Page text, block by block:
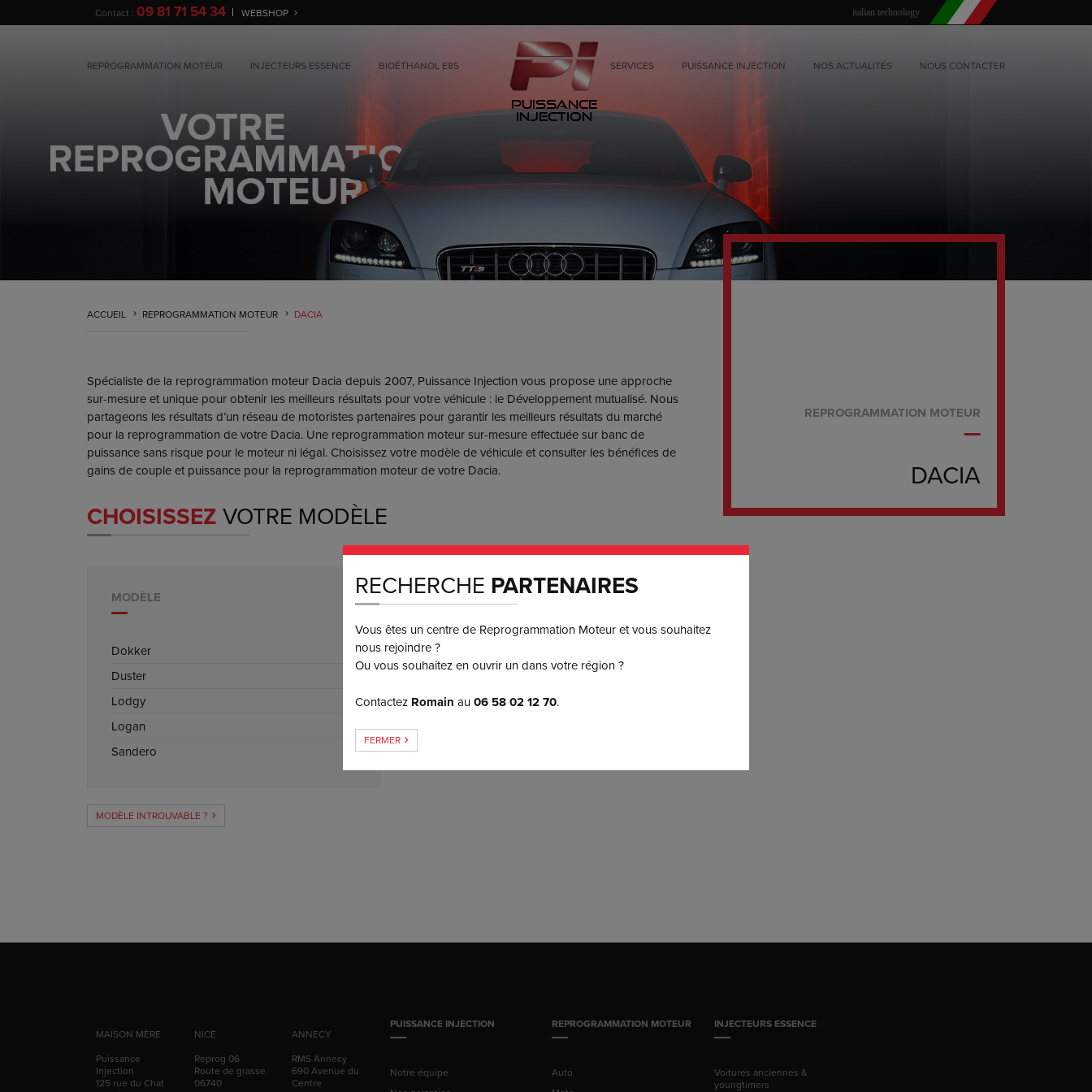
italian technology
Contact : 09 81 71 54 34 WEBSHOP
Puissance
Injection
REPROGRAMMATION MOTEUR INJECTEURS ESSENCE BIOÉTHANOL E85 SERVICES PUISSANCE INJECTION NOS ACTUALITÉS NOUS CONTACTER
ACCUEIL REPROGRAMMATION MOTEUR DACIA
Spécialiste de la reprogrammation moteur Dacia depuis 2007, Puissance Injection vous propose une approche
sur-mesure et unique pour obtenir les meilleurs résultats pour votre véhicule : le Développement mutualisé. Nous
partageons les résultats d’un réseau de motoristes partenaires pour garantir les meilleurs résultats du marché
pour la reprogrammation de votre Dacia. Une reprogrammation moteur sur-mesure effectuée sur banc de
puissance sans risque pour le moteur ni légal. Choisissez votre modèle de véhicule et consulter les bénéfices de
gains de couple et puissance pour la reprogrammation moteur de votre Dacia.
CHOISISSEZVOTRE MODÈLE
REPROGRAMMATION MOTEUR
DACIA
MODÈLE
Dokker
Duster
Lodgy
Logan
Sandero
MODÈLE INTROUVABLE ?
RECHERCHE PARTENAIRES
Vous êtes un centre de Reprogrammation Moteur et vous souhaitez
nous rejoindre ?
Ou vous souhaitez en ouvrir un dans votre région ?
Contactez Romain au06 58 02 12 70.
FERMER
MAISON MÈRE
Puissance
Injection
125 rue du Chat
NICE
Reprog 06
Route de grasse
06740
ANNECY
RMS Annecy
690 Avenue du
Centre
PUISSANCE INJECTION
Notre équipe
REPROGRAMMATION MOTEUR
Auto
INJECTEURS ESSENCE
Voitures anciennes &
youngtimers